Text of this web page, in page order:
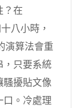
？在
八小時，
演算法會重
，只要系統
擾貼文像
口。冷處理